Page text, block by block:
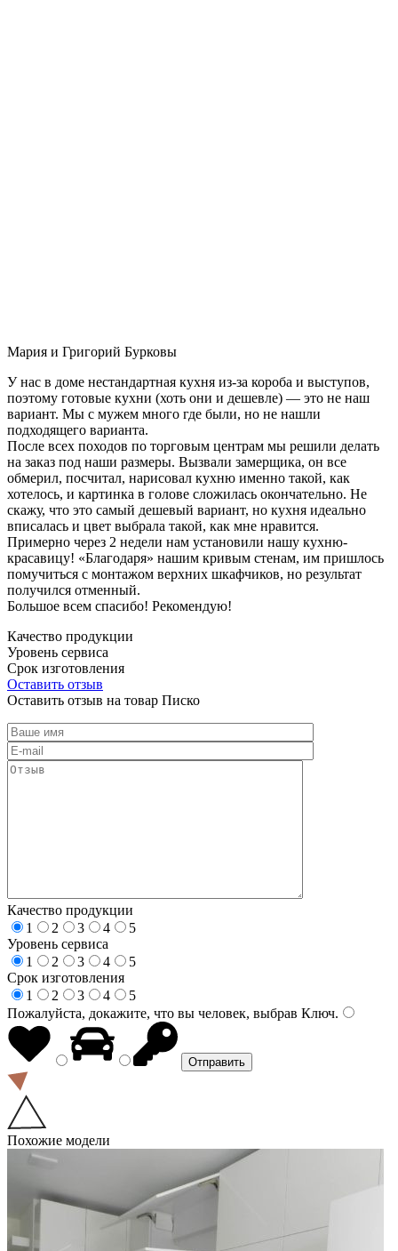
Мария и Григорий Бурковы
У нас в доме нестандартная кухня из-за короба и выступов,
поэтому готовые кухни (хоть они и дешевле) — это не наш
вариант. Мы с мужем много где были, но не нашли
подходящего варианта.
После всех походов по торговым центрам мы решили делать
на заказ под наши размеры. Вызвали замерщика, он все
обмерил, посчитал, нарисовал кухню именно такой, как
хотелось, и картинка в голове сложилась окончательно. Не
скажу, что это самый дешевый вариант, но кухня идеально
вписалась и цвет выбрала такой, как мне нравится.
Примерно через 2 недели нам установили нашу кухню-
красавицу! «Благодаря» нашим кривым стенам, им пришлось
помучиться с монтажом верхних шкафчиков, но результат
получился отменный.
Большое всем спасибо! Рекомендую!
Качество продукции
Уровень сервиса
Срок изготовления
Оставить отзыв
Оставить отзыв на товар Писко
Качество продукции
1
2 3 4
5
Уровень сервиса
1
2 3 4
5
Срок изготовления
1
2 3 4
5
Пожалуйста, докажите, что вы человек, выбрав Ключ.
Похожие модели